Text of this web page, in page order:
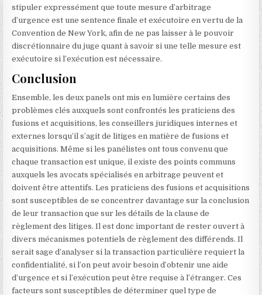
stipuler expressément que toute mesure d’arbitrage
d’urgence est une sentence finale et exécutoire en vertu de la
Convention de New York, afin de ne pas laisser à le pouvoir
discrétionnaire du juge quant à savoir si une telle mesure est
exécutoire si l’exécution est nécessaire.
Conclusion
Ensemble, les deux panels ont mis en lumière certains des
problèmes clés auxquels sont confrontés les praticiens des
fusions et acquisitions, les conseillers juridiques internes et
externes lorsqu’il s’agit de litiges en matière de fusions et
acquisitions. Même si les panélistes ont tous convenu que
chaque transaction est unique, il existe des points communs
auxquels les avocats spécialisés en arbitrage peuvent et
doivent être attentifs. Les praticiens des fusions et acquisitions
sont susceptibles de se concentrer davantage sur la conclusion
de leur transaction que sur les détails de la clause de
règlement des litiges. Il est donc important de rester ouvert à
divers mécanismes potentiels de règlement des différends. Il
serait sage d’analyser si la transaction particulière requiert la
confidentialité, si l’on peut avoir besoin d’obtenir une aide
d’urgence et si l’exécution peut être requise à l’étranger. Ces
facteurs sont susceptibles de déterminer quel type de